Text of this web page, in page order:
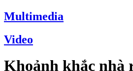
Multimedia
Video
Khoảnh khắc nhà